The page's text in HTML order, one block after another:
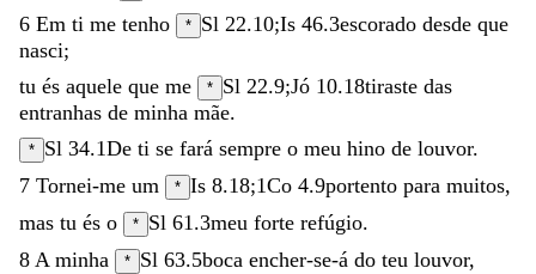
6 Em ti me tenho * Sl 22.10;Is 46.3escorado desde que
nasci;
tu és aquele que me * Sl 22.9;Jó 10.18tiraste das
entranhas de minha mãe.
* Sl 34.1De ti se fará sempre o meu hino de louvor.
7 Tornei-me um * Is 8.18;1Co 4.9portento para muitos,
mas tu és o * Sl 61.3meu forte refúgio.
8 A minha * Sl 63.5boca encher-se-á do teu louvor,